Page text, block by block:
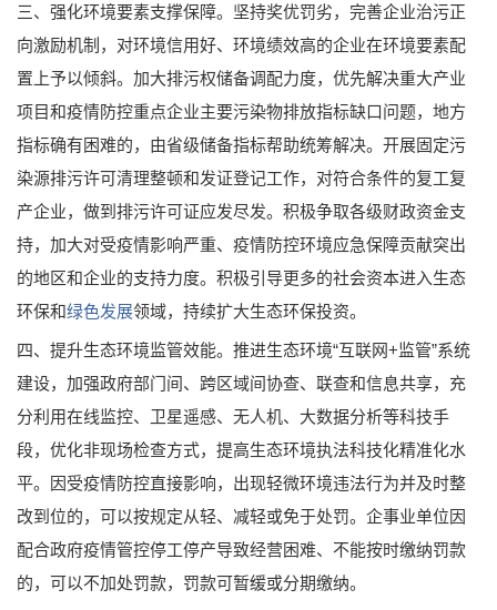
三、强化环境要素支撑保障。坚持奖优罚劣，完善企业治污正
向激励机制，对环境信用好、环境绩效高的企业在环境要素配
置上予以倾斜。加大排污权储备调配力度，优先解决重大产业
项目和疫情防控重点企业主要污染物排放指标缺口问题，地方
指标确有困难的，由省级储备指标帮助统筹解决。开展固定污
染源排污许可清理整顿和发证登记工作，对符合条件的复工复
产企业，做到排污许可证应发尽发。积极争取各级财政资金支
持，加大对受疫情影响严重、疫情防控环境应急保障贡献突出
的地区和企业的支持力度。积极引导更多的社会资本进入生态
环保和绿色发展领域，持续扩大生态环保投资。
四、提升生态环境监管效能。推进生态环境“互联网+监管”系统
建设，加强政府部门间、跨区域间协查、联查和信息共享，充
分利用在线监控、卫星遥感、无人机、大数据分析等科技手
段，优化非现场检查方式，提高生态环境执法科技化精准化水
平。因受疫情防控直接影响，出现轻微环境违法行为并及时整
改到位的，可以按规定从轻、减轻或免于处罚。企事业单位因
配合政府疫情管控停工停产导致经营困难、不能按时缴纳罚款
的，可以不加处罚款，罚款可暂缓或分期缴纳。